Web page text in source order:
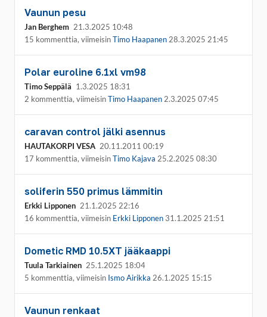
Vaunun pesu
Jan Berghem 21.3.2025 10:48
15 kommenttia, viimeisinTimo Haapanen 28.3.2025 21:45
Polar euroline 6.1xl vm98
Timo Seppälä 1.3.2025 18:31
2 kommenttia, viimeisinTimo Haapanen 2.3.2025 07:45
caravan control jälki asennus
HAUTAKORPI VESA 20.11.2011 00:19
17 kommenttia, viimeisinTimo Kajava 25.2.2025 08:30
soliferin 550 primus lämmitin
Erkki Lipponen 21.1.2025 22:16
16 kommenttia, viimeisin Erkki Lipponen 31.1.2025 21:51
Dometic RMD 10.5XT jääkaappi
Tuula Tarkiainen 25.1.2025 18:04
5 kommenttia, viimeisin Ismo Airikka 26.1.2025 15:15
Vaunun renkaat